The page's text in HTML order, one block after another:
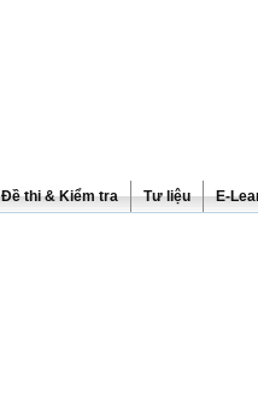
Đề thi & Kiểm tra Tư liệu E-